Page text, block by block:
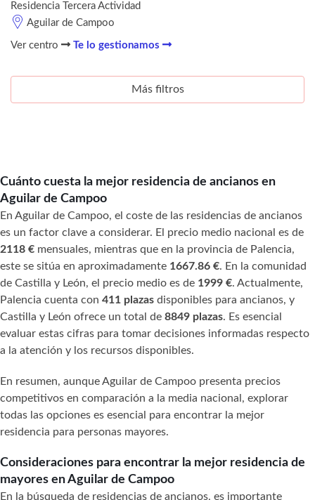
Residencia Tercera Actividad
Aguilar de Campoo
Ver centro Te lo gestionamos
Más filtros
Cuánto cuesta la mejor residencia de ancianos en
Aguilar de Campoo
En Aguilar de Campoo, el coste de las residencias de ancianos
es un factor clave a considerar. El precio medio nacional es de
2118 € mensuales, mientras que en la provincia de Palencia,
este se sitúa en aproximadamente 1667.86 €. En la comunidad
de Castilla y León, el precio medio es de 1999 €. Actualmente,
Palencia cuenta con 411 plazas disponibles para ancianos, y
Castilla y León ofrece un total de 8849 plazas. Es esencial
evaluar estas cifras para tomar decisiones informadas respecto
a la atención y los recursos disponibles.
En resumen, aunque Aguilar de Campoo presenta precios
competitivos en comparación a la media nacional, explorar
todas las opciones es esencial para encontrar la mejor
residencia para personas mayores.
Consideraciones para encontrar la mejor residencia de
mayores en Aguilar de Campoo
En la búsqueda de residencias de ancianos, es importante